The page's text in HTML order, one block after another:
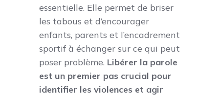
essentielle. Elle permet de briser
les tabous et d’encourager
enfants, parents et l’encadrement
sportif à échanger sur ce qui peut
poser problème. Libérer la parole
est un premier pas crucial pour
identifier les violences et agir